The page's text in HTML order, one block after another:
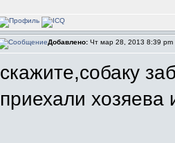
Добавлено: Чт мар 28, 2013 8:39 pm
скажите,собаку
приехали